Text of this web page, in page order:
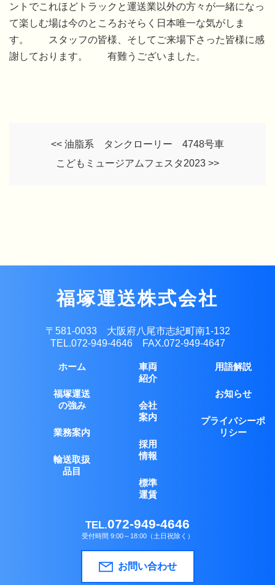
ントでこれほどトラックと運送業以外の方々が一緒になっ
て楽しむ場は今のところおそらく日本唯一な気がしま
す。 スタッフの皆様、そしてご来場下さった皆様に感
謝しております。 有難うございました。
<< 油脂系 タンクローリー 4748号車
こどもミュージアムフェスタ2023 >>
福塚運送株式会社
〒581-0033 大阪府八尾市志紀町南1-132
TEL.072-949-4646FAX.072-949-4647
ホーム
福塚運送
の強み
業務案内
輸送取扱
品目
車両
紹介
会社
案内
採用
情報
標準
運賃
用語解説
お知らせ
プライバシーポ
リシー
TEL.072-949-4646
受付時間 9:00～18:00（土日祝除く）
お問い合わせ